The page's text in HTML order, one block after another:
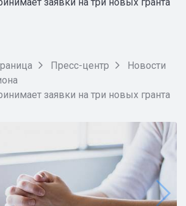
Пресс-центр
Новости
заявки на три новых гранта